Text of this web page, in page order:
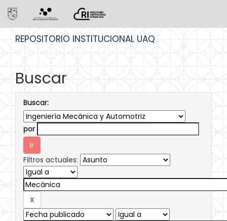
REPOSITORIO INSTITUCIONAL UAQ
Buscar
Buscar:
por
Filtros actuales: